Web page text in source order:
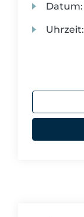
Datum:
Uhrzeit: